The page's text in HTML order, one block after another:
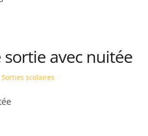
avec nuitée
Sorties scolaires